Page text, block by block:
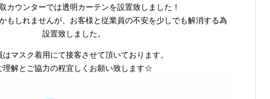
カウンターでは透明カーテンを設置致しました！
もしれませんが、お客様と従業員の不安を少しでも解消する為
設置致しました。
はマスク着用にて接客させて頂いております。
理解とご協力の程宜しくお願い致します☆